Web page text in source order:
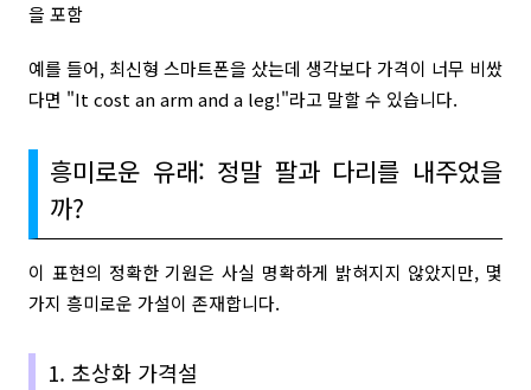
을 포함
예를 들어, 최신형 스마트폰을 샀는데 생각보다 가격이 너무 비쌌
다면 "It cost an arm and a leg!"라고 말할 수 있습니다.
흥미로운 유래: 정말 팔과 다리를 내주었을
까?
이 표현의 정확한 기원은 사실 명확하게 밝혀지지 않았지만, 몇
가지 흥미로운 가설이 존재합니다.
1. 초상화 가격설